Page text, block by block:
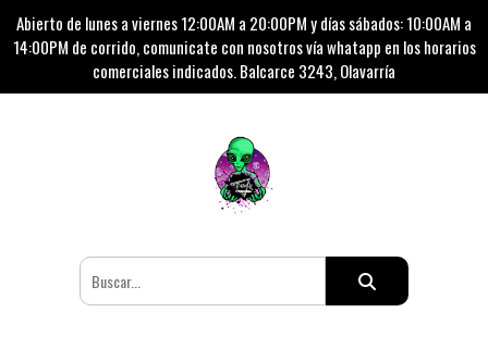
Abierto de lunes a viernes 12:00AM a 20:00PM y días sábados: 10:00AM a
14:00PM de corrido, comunicate con nosotros vía whatapp en los horarios
comerciales indicados. Balcarce 3243, Olavarría